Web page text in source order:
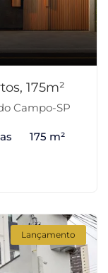
175m²
Campo-SP
175 m²
Lançamento